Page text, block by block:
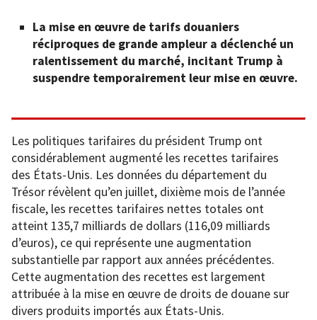
La mise en œuvre de tarifs douaniers
réciproques de grande ampleur a déclenché un
ralentissement du marché, incitant Trump à
suspendre temporairement leur mise en œuvre.
Les politiques tarifaires du président Trump ont
considérablement augmenté les recettes tarifaires
des États-Unis. Les données du département du
Trésor révèlent qu’en juillet, dixième mois de l’année
fiscale, les recettes tarifaires nettes totales ont
atteint 135,7 milliards de dollars (116,09 milliards
d’euros), ce qui représente une augmentation
substantielle par rapport aux années précédentes.
Cette augmentation des recettes est largement
attribuée à la mise en œuvre de droits de douane sur
divers produits importés aux États-Unis.